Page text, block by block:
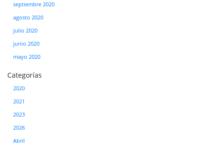
septiembre 2020
agosto 2020
julio 2020
junio 2020
mayo 2020
Categorías
2020
2021
2023
2026
Abril